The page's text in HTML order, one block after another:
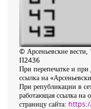
© Арсеньевские
П2436
При перепечатке и при
ссылка на
При републикации в
работающая ссылка на
страницу сайта: